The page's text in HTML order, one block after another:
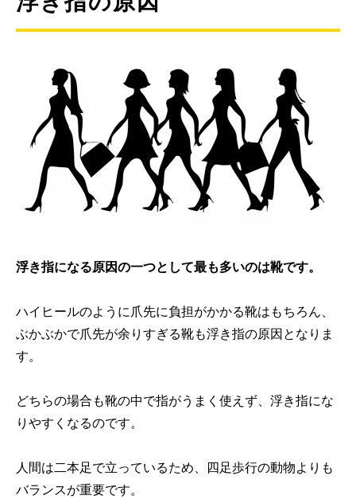
浮き指になる原因の一つとして最も多いのは靴です。
ハイヒールのように爪先に負担がかかる靴はもちろん、
ぶかぶかで爪先が余りすぎる靴も浮き指の原因となりま
す。
どちらの場合も靴の中で指がうまく使えず、浮き指にな
りやすくなるのです。
人間は二本足で立っているため、四足歩行の動物よりも
バランスが重要です。